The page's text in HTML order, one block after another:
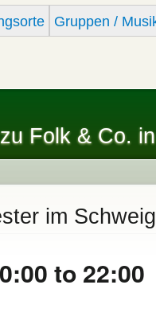
Gruppen /
Folk & Co.
im
to 22:00